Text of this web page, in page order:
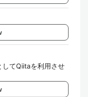
してQiitaを利用させ